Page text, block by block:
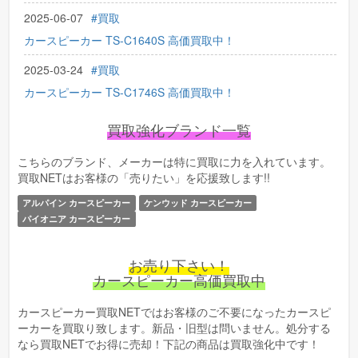
2025-06-07 #買取
カースピーカー TS-C1640S 高価買取中！
2025-03-24 #買取
カースピーカー TS-C1746S 高価買取中！
#買取
カースピーカー TS-C1630S-2 高価買取中！
2024-09-11 #買取
カースピーカー TS-WX1220AH 高価買取中！
買取強化ブランド一覧
こちらのブランド、メーカーは特に買取に力を入れています。
買取NETはお客様の「売りたい」を応援致します!!
アルパイン カースピーカー
ケンウッド カースピーカー
パイオニア カースピーカー
お売り下さい！
カースピーカー高価買取中
カースピーカー買取NETではお客様のご不要になったカースピ
ーカーを買取り致します。新品・旧型は問いません。処分する
なら買取NETでお得に売却！下記の商品は買取強化中です！